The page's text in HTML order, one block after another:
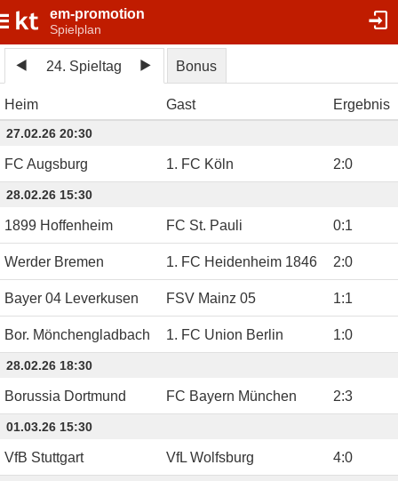
em-promotion
Spielplan
24. Spieltag Bonus
Heim Gast Ergebnis
27.02.26 20:30
FC Augsburg 1. FC Köln 2:0
28.02.26 15:30
1899 Hoffenheim FC St. Pauli 0:1
Werder Bremen 1. FC Heidenheim 1846 2:0
Bayer 04 Leverkusen FSV Mainz 05 1:1
Bor. Mönchengladbach 1. FC Union Berlin 1:0
28.02.26 18:30
Borussia Dortmund FC Bayern München 2:3
01.03.26 15:30
VfB Stuttgart VfL Wolfsburg 4:0